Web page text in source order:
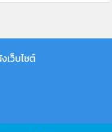
เว็บไซต์